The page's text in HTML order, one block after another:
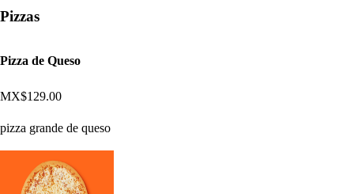
Pizzas
Pizza de Queso
MX$129.00
pizza grande de queso